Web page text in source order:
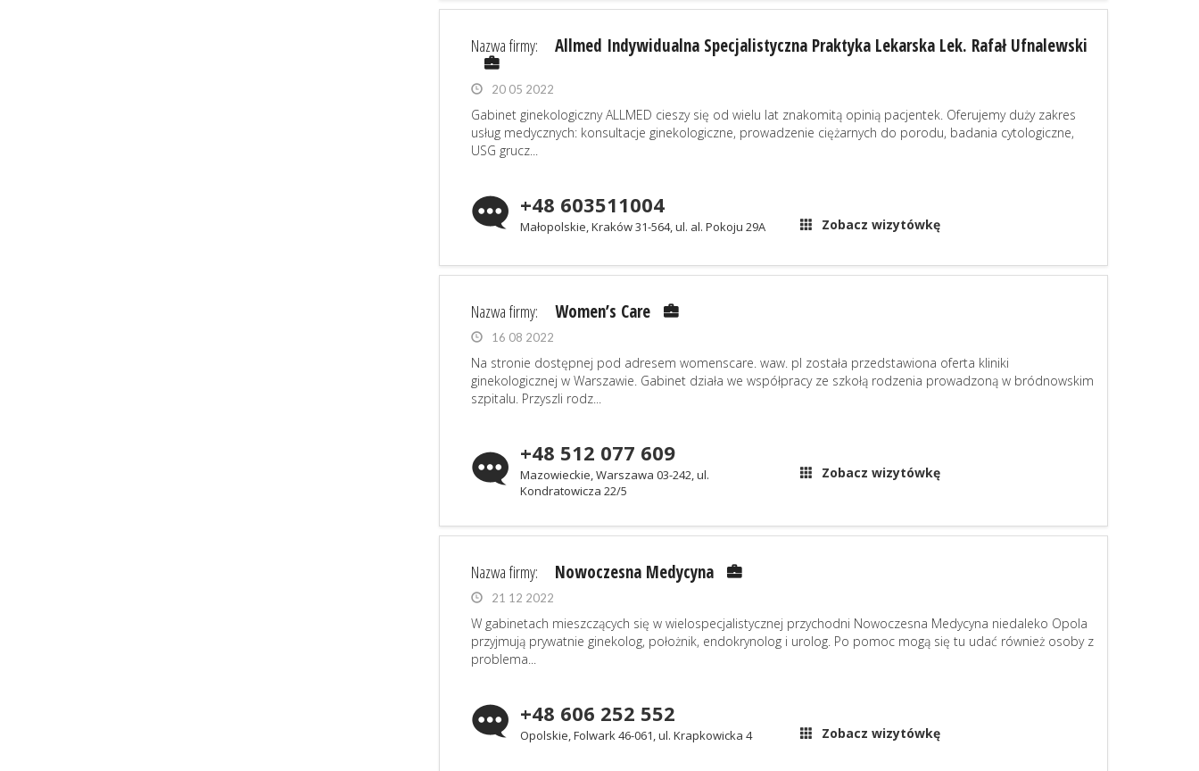
Nazwa firmy: Allmed Indywidualna Specjalistyczna Praktyka Lekarska Lek. Rafał Ufnalewski
20 05 2022
Gabinet ginekologiczny ALLMED cieszy się od wielu lat znakomitą opinią pacjentek. Oferujemy duży zakres
usług medycznych: konsultacje ginekologiczne, prowadzenie ciężarnych do porodu, badania cytologiczne,
USG grucz...
+48 603511004
Małopolskie, Kraków 31-564, ul. al. Pokoju 29A Zobacz wizytówkę
Nazwa firmy: Women’s Care
16 08 2022
Na stronie dostępnej pod adresem womenscare. waw. pl została przedstawiona oferta kliniki
ginekologicznej w Warszawie. Gabinet działa we współpracy ze szkołą rodzenia prowadzoną w bródnowskim
szpitalu. Przyszli rodz...
+48 512 077 609
Mazowieckie, Warszawa 03-242, ul.
Kondratowicza 22/5
Zobacz wizytówkę
Nazwa firmy: Nowoczesna Medycyna
21 12 2022
W gabinetach mieszczących się w wielospecjalistycznej przychodni Nowoczesna Medycyna niedaleko Opola
przyjmują prywatnie ginekolog, położnik, endokrynolog i urolog. Po pomoc mogą się tu udać również osoby z
problema...
+48 606 252 552
Opolskie, Folwark 46-061, ul. Krapkowicka 4 Zobacz wizytówkę